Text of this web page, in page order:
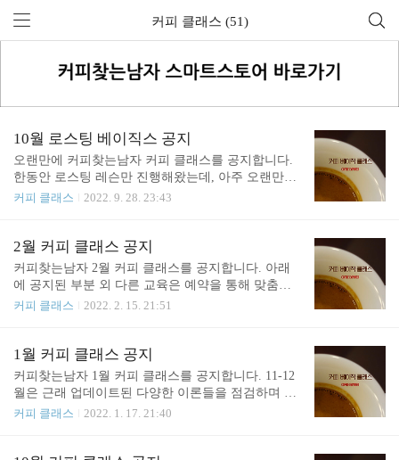
커피 클래스 (51)
10월 로스팅 베이직스 공지
오랜만에 커피찾는남자 커피 클래스를 공지합니다.
한동안 로스팅 레슨만 진행해왔는데, 아주 오랜만에
로스팅 베이직스 수업을 합니다. 그외 다른 교육은
스팅 베이직스 (Roasting Basics) 체계적으로 로스팅을
시작하려는 분을 위한 이론 중심의 로스팅 클래스입
니다. 로스팅에 대한 거의 대부분의 이론과 패턴을
알아가며 로스팅의 핵심을 설명합니다. 로스팅에 대
해 그동안 궁금했던 많은 부분을 질의응답식으로 풀
변수들 - 온도계의 한계와 생두의 실제 온도 변화 -
로스팅 과정에서의 손실 - 흡열 반응과 발열 반응(마
이야르/스트레커분해/캐러맬라이징) - 유리 ..
커피 클래스 2022. 9. 28. 23:43
2월 커피 클래스 공지
커피찾는남자 2월 커피 클래스를 공지합니다. 아래
에 공지된 부분 외 다른 교육은 예약을 통해 맞춤식
으로 진행하고 있으니, 하단의 연락처를 통해서 문의
및 커피 추출에 대한 이론을 이해하는 시간입니다.
커피를 이론적/체계적으로 배우기 원하시는 분을 위
한 자리입니다. 완전히 초보에게 맞춰 있는 수업이
아니라, 현업에 종사하는 경력있는 바리스타에 맞춰
져 있다고 보시면 됩니다. 더보기 - 커피 브루잉/추출
- TDS란 무엇인가? 어떻게 측정하는가? - SCAA 브루
커피 클래스 2022. 2. 15. 21:51
1월 커피 클래스 공지
커피찾는남자 1월 커피 클래스를 공지합니다. 11-12
월은 근래 업데이트된 다양한 이론들을 점검하며 교
육 내용을 보완하는 시간이었습니다. 오랜만에 다시
커피 클래스 2022. 1. 17. 21:40